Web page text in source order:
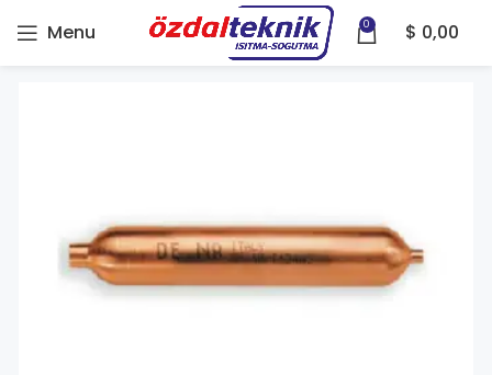
Menu 0 $ 0,00